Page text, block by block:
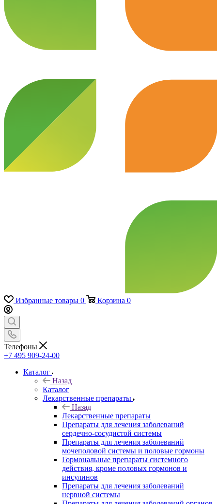
Избранные товары 0 Корзина 0
Телефоны
+7 495 909-24-00
Каталог
Назад
Каталог
Лекарственные препараты
Назад
Лекарственные препараты
Препараты для лечения заболеваний
сердечно-сосудистой системы
Препараты для лечения заболеваний
мочеполовой системы и половые гормоны
Гормональные препараты системного
действия, кроме половых гормонов и
инсулинов
Препараты для лечения заболеваний
нервной системы